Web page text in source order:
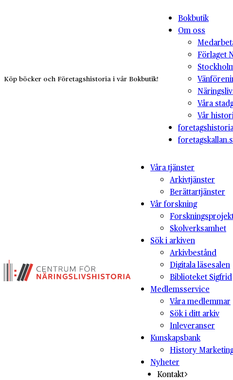
Köp böcker och Företagshistoria i vår Bokbutik!
Bokbutik
Om oss
Förlaget
Våra
Vår
Våra tjänster
Arkivtjänster
Berättartjänster
Vår forskning
Skolverksamhet
Sök i arkiven
Arkivbestånd
Digitala läsesalen
Biblioteket Sigfrid
Medlemsservice
Våra medlemmar
Sök i ditt arkiv
Inleveranser
Kunskapsbank
History
Nyheter
Kontakt